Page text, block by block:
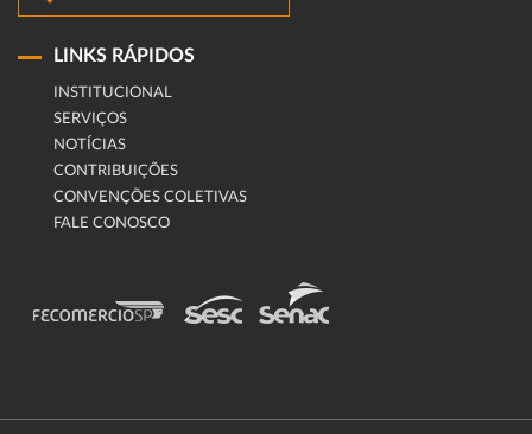
LINKS RÁPIDOS
INSTITUCIONAL
SERVIÇOS
NOTÍCIAS
CONTRIBUIÇÕES
CONVENÇÕES COLETIVAS
FALE CONOSCO